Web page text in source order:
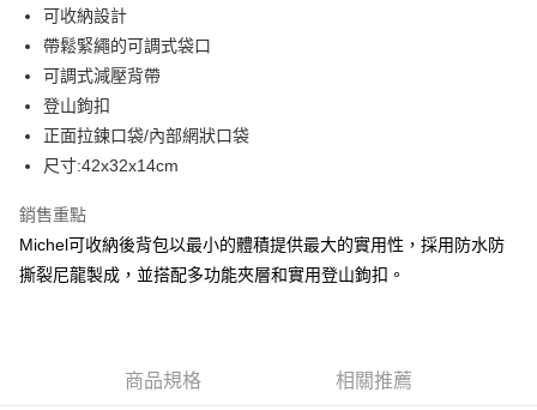
國泰世華商業銀行
臺灣中小企業銀行
匯豐（台灣）商業銀行
聯邦商業銀行
元大商業銀行
玉山商業銀行
台新國際商業銀行
街口支付
悠遊付
AFTEE先享後付
【關於「AFTEE先享後付」】
AFTEE先享後付是「在收到商品之後才付款」的支付方式。 讓您購物簡單
便利好安心！
１．簡單：不需註冊會員、不需綁卡、不需儲值。
【「AFTEE先享後付」結帳流程】
ATM付款
每筆NT$120，滿NT$3,000(含以上)免運費
可收納設計
帶鬆緊繩的可調式袋口
可調式減壓背帶
登山鉤扣
正面拉鍊口袋/內部網狀口袋
尺寸:42x32x14cm
銷售重點
Michel可收納後背包以最小的體積提供最大的實用性，採用防水防
撕裂尼龍製成，並搭配多功能夾層和實用登山鉤扣。
商品規格 相關推薦